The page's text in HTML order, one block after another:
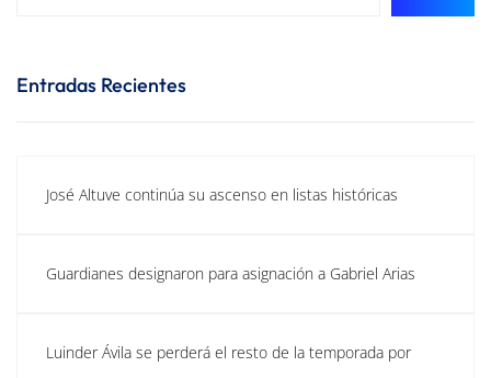
Entradas Recientes
José Altuve continúa su ascenso en listas históricas
Guardianes designaron para asignación a Gabriel Arias
Luinder Ávila se perderá el resto de la temporada por